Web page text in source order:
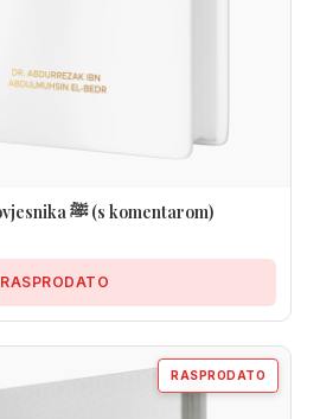
Jezgrovite dove Vjerovjesnika ﷺ (s komentarom)
RASPRODATO
RASPRODATO